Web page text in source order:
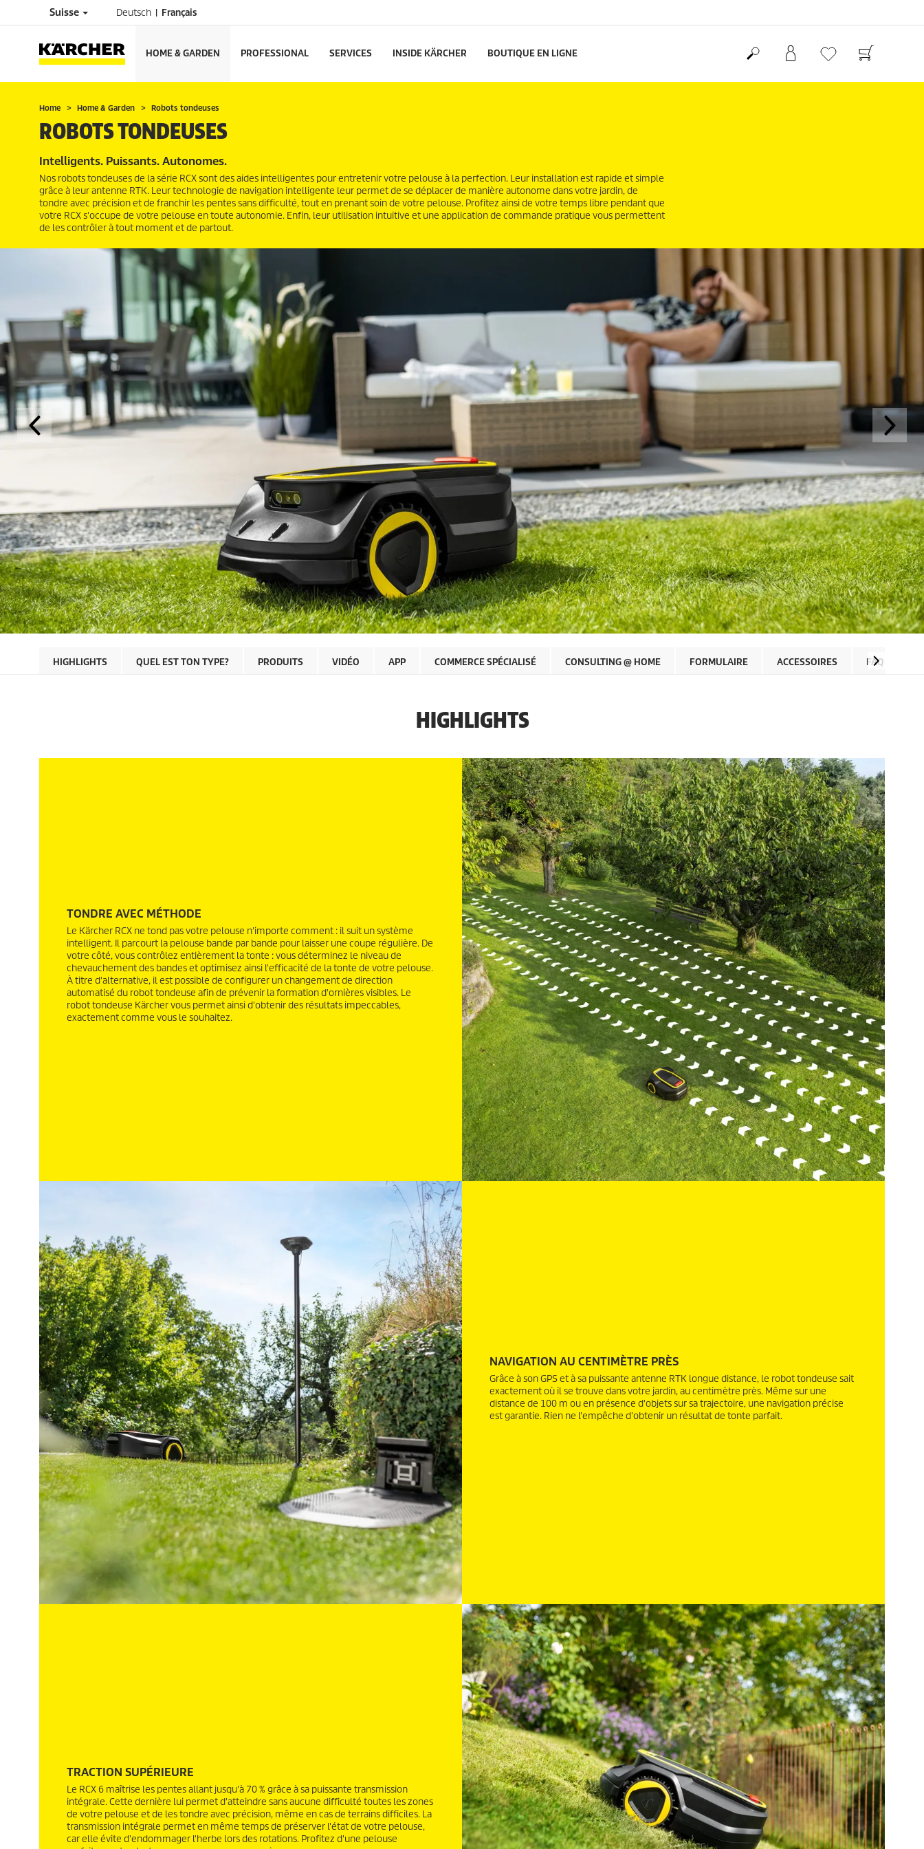
Suisse Deutsch Français
HOME & GARDEN PROFESSIONAL SERVICES INSIDE KÄRCHER BOUTIQUE EN LIGNE
Home Home & Garden Robots tondeuses
ROBOTS TONDEUSES
Intelligents. Puissants. Autonomes.
Nos robots tondeuses de la série RCX sont des aides intelligentes pour entretenir votre pelouse à la perfection. Leur installation est rapide et simple
grâce à leur antenne RTK. Leur technologie de navigation intelligente leur permet de se déplacer de manière autonome dans votre jardin, de
tondre avec précision et de franchir les pentes sans difficulté, tout en prenant soin de votre pelouse. Profitez ainsi de votre temps libre pendant que
votre RCX s'occupe de votre pelouse en toute autonomie. Enfin, leur utilisation intuitive et une application de commande pratique vous permettent
de les contrôler à tout moment et de partout.
HIGHLIGHTS QUEL EST TON TYPE? PRODUITS VIDÉO APP COMMERCE SPÉCIALISÉ CONSULTING @ HOME FORMULAIRE ACCESSOIRES FAQ
HIGHLIGHTS
TONDRE AVEC MÉTHODE
Le Kärcher RCX ne tond pas votre pelouse n'importe comment : il suit un système
intelligent. Il parcourt la pelouse bande par bande pour laisser une coupe régulière. De
votre côté, vous contrôlez entièrement la tonte : vous déterminez le niveau de
chevauchement des bandes et optimisez ainsi l'efficacité de la tonte de votre pelouse.
À titre d'alternative, il est possible de configurer un changement de direction
automatisé du robot tondeuse afin de prévenir la formation d'ornières visibles. Le
robot tondeuse Kärcher vous permet ainsi d'obtenir des résultats impeccables,
exactement comme vous le souhaitez.
NAVIGATION AU CENTIMÈTRE PRÈS
Grâce à son GPS et à sa puissante antenne RTK longue distance, le robot tondeuse sait
exactement où il se trouve dans votre jardin, au centimètre près. Même sur une
distance de 100 m ou en présence d'objets sur sa trajectoire, une navigation précise
est garantie. Rien ne l'empêche d'obtenir un résultat de tonte parfait.
TRACTION SUPÉRIEURE
Le RCX 6 maîtrise les pentes allant jusqu'à 70 % grâce à sa puissante transmission
intégrale. Cette dernière lui permet d'atteindre sans aucune difficulté toutes les zones
de votre pelouse et de les tondre avec précision, même en cas de terrains difficiles. La
transmission intégrale permet en même temps de préserver l'état de votre pelouse,
car elle évite d'endommager l'herbe lors des rotations. Profitez d'une pelouse